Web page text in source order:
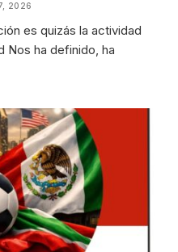
2026
es quizás la actividad
Nos ha definido, ha